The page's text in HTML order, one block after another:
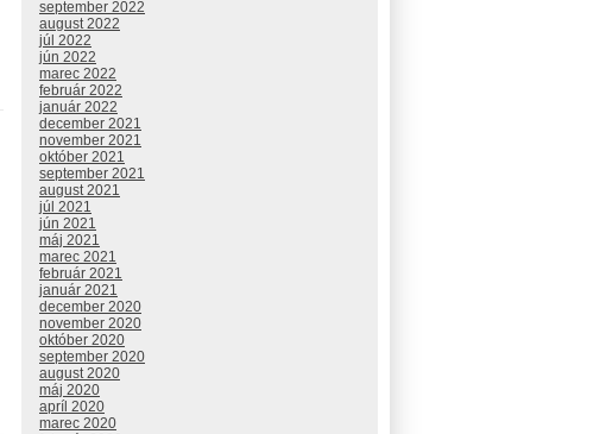
september 2022
august 2022
júl 2022
jún 2022
marec 2022
február 2022
január 2022
december 2021
november 2021
október 2021
september 2021
august 2021
júl 2021
jún 2021
máj 2021
marec 2021
február 2021
január 2021
december 2020
november 2020
október 2020
september 2020
august 2020
máj 2020
apríl 2020
marec 2020